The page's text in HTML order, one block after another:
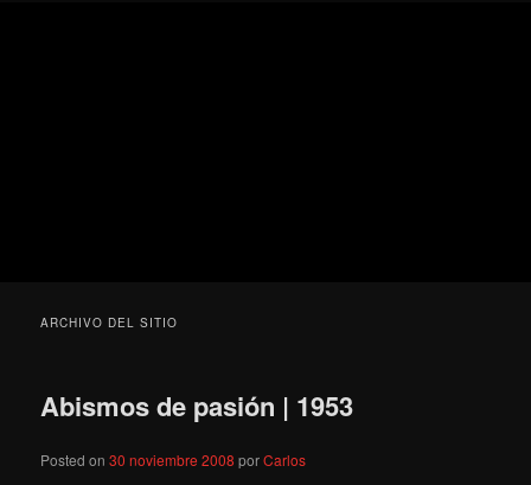
ARCHIVO DEL SITIO
Abismos de pasión | 1953
Posted on30 noviembre 2008 porCarlos